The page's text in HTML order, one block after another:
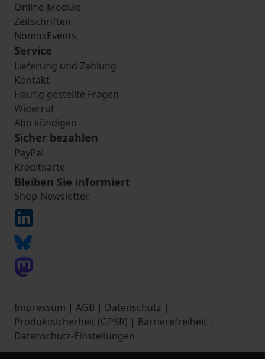
Online-Module
Zeitschriften
NomosEvents
Service
Lieferung und Zahlung
Kontakt
Häufig gestellte Fragen
Widerruf
Abo kündigen
Sicher bezahlen
PayPal
Kreditkarte
Bleiben Sie informiert
Shop-Newsletter
Impressum | AGB | Datenschutz |
Produktsicherheit (GPSR) | Barrierefreiheit |
Datenschutz-Einstellungen